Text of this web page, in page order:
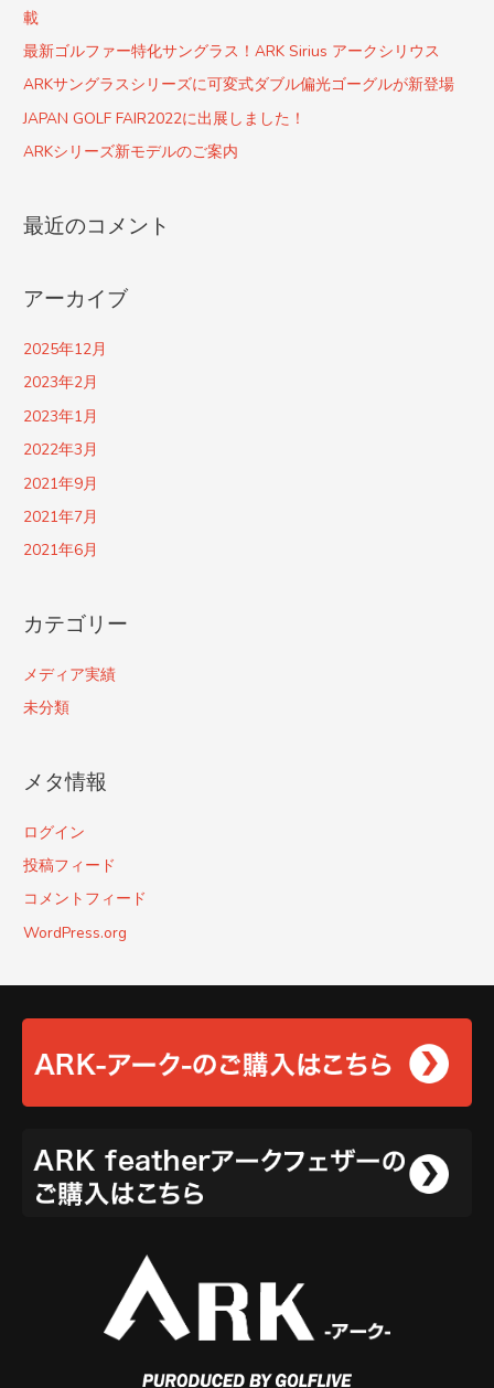
載
最新ゴルファー特化サングラス！ARK Sirius アークシリウス
ARKサングラスシリーズに可変式ダブル偏光ゴーグルが新登場
JAPAN GOLF FAIR2022に出展しました！
ARKシリーズ新モデルのご案内
最近のコメント
アーカイブ
2025年12月
2023年2月
2023年1月
2022年3月
2021年9月
2021年7月
2021年6月
カテゴリー
メディア実績
未分類
メタ情報
ログイン
投稿フィード
コメントフィード
WordPress.org